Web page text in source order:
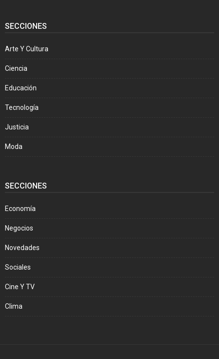
SECCIONES
Arte Y Cultura
Ciencia
Educación
Tecnología
Justicia
Moda
SECCIONES
Economía
Negocios
Novedades
Sociales
Cine Y TV
Clima